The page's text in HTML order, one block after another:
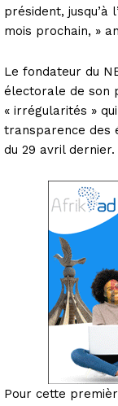
président, jusqu’à
mois prochain, »
Le fondateur du
électorale de son
« irrégularités »
transparence des
du 29 avril dernier.
Pour cette